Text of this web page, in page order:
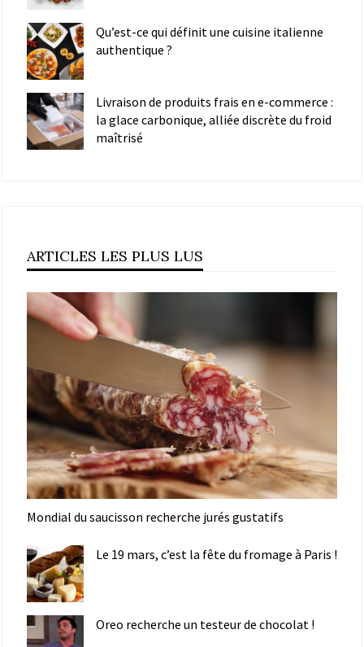
Qu’est-ce qui définit une cuisine italienne
authentique ?
Livraison de produits frais en e-commerce :
la glace carbonique, alliée discrète du froid
maîtrisé
ARTICLES LES PLUS LUS
Mondial du saucisson recherche jurés gustatifs
Le 19 mars, c’est la fête du fromage à Paris !
Oreo recherche un testeur de chocolat !